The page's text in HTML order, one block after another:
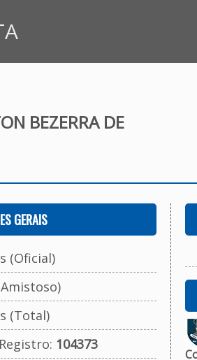
BEZERRA DE
GERAIS
(Oficial)
(Total)
104373